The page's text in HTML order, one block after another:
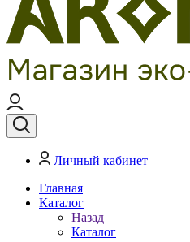
Личный кабинет
Главная
Каталог
Назад
Каталог